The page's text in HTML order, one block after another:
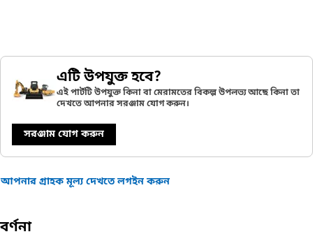
এটি উপযুক্ত হবে?
এই পার্টটি উপযুক্ত কিনা বা মেরামতের বিকল্প উপলভ্য আছে কিনা তা
দেখতে আপনার সরঞ্জাম যোগ করুন।
সরঞ্জাম যোগ করুন
আপনার গ্রাহক মূল্য দেখতে লগইন করুন
বর্ণনা